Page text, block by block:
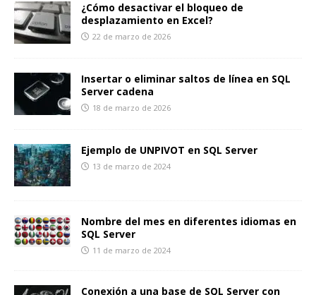
¿Cómo desactivar el bloqueo de
desplazamiento en Excel?
22 de marzo de 2026
Insertar o eliminar saltos de línea en SQL
Server cadena
18 de marzo de 2026
Ejemplo de UNPIVOT en SQL Server
13 de marzo de 2024
Nombre del mes en diferentes idiomas en
SQL Server
11 de marzo de 2024
Conexión a una base de SQL Server con